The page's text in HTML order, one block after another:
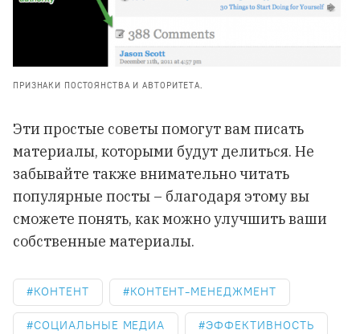
ПРИЗНАКИ ПОСТОЯНСТВА И АВТОРИТЕТА.
Эти простые советы помогут вам писать
материалы, которыми будут делиться. Не
забывайте также внимательно читать
популярные посты – благодаря этому вы
сможете понять, как можно улучшить ваши
собственные материалы.
КОНТЕНТ КОНТЕНТ-МЕНЕДЖМЕНТ
СОЦИАЛЬНЫЕ МЕДИА ЭФФЕКТИВНОСТЬ